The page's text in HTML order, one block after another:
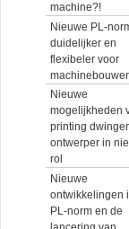
machine?!
Nieuwe PL-
duidelijker en
flexibeler voor
machinebouwer
Nieuwe
mogelijkheden
printing
ontwerper in
rol
Nieuwe
ontwikkelingen
PL-norm en de